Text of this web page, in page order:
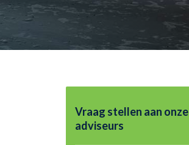
Vraag stellen aan onze
adviseurs